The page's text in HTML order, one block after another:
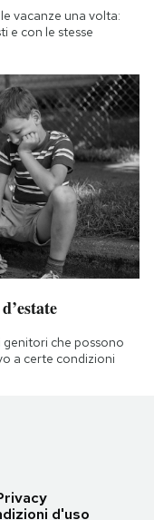
vacanze una volta:
e con le stesse
che possono
a certe condizioni
d'uso